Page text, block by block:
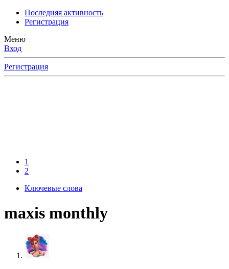
Последняя активность
Регистрация
Меню
Вход
Регистрация
1
2
Ключевые слова
maxis monthly